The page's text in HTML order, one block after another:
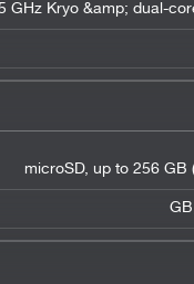
GHz Kryo &amp; dual-
microSD, up to 256 GB